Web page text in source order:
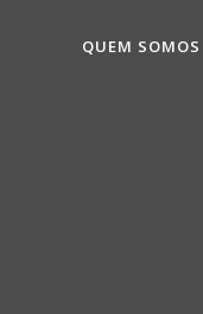
QUEM SOMOS